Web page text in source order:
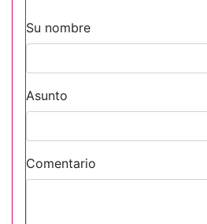
Su nombre
Asunto
Comentario